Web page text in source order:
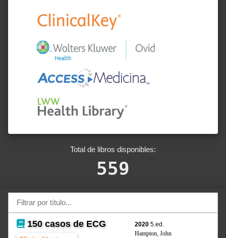
Total de libros disponibles:
559
150 casos de ECG 2020 5.ed.
Hampton, John